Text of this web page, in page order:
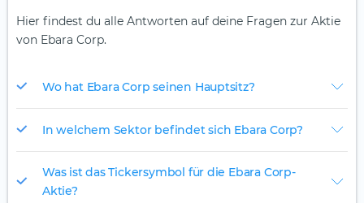
Hier findest du alle Antworten auf deine Fragen zur Aktie
von Ebara Corp.
Wo hat Ebara Corp seinen Hauptsitz?
In welchem Sektor befindet sich Ebara Corp?
Was ist das Tickersymbol für die Ebara Corp-
Aktie?